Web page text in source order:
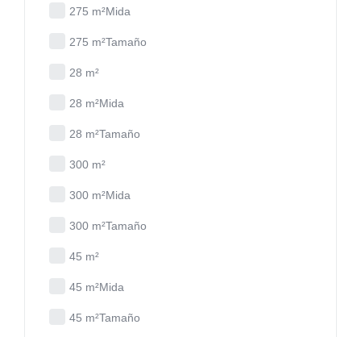
275 m²Mida
275 m²Tamaño
28 m²
28 m²Mida
28 m²Tamaño
300 m²
300 m²Mida
300 m²Tamaño
45 m²
45 m²Mida
45 m²Tamaño